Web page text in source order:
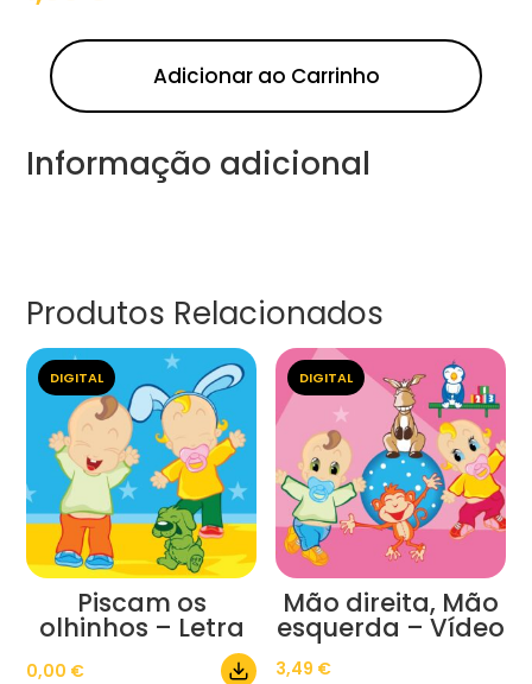
Adicionar ao Carrinho
Informação adicional
Produtos Relacionados
DIGITAL
Piscam os
olhinhos – Letra
0,00 €
DIGITAL
Mão direita, Mão
esquerda – Vídeo
3,49 €